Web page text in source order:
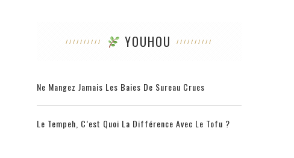
YOUHOU
Ne Mangez Jamais Les Baies De Sureau Crues
Le Tempeh, C’est Quoi La Différence Avec Le Tofu ?